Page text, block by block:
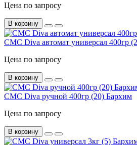
Цена по запросу
В корзину
СМС Diva автомат универсал 400гр
Цена по запросу
В корзину
СМС Diva ручной 400гр (20) Бархим
Цена по запросу
В корзину